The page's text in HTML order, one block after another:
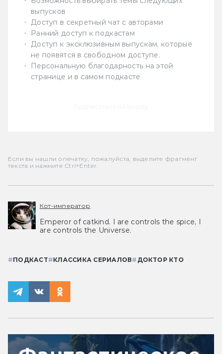
выпусков
Доступ в секретный чат с авторами
Ранний доступ к подкастам
Доступ к эксклюзивным выпускам, которые
не появятся в свободном доступе.
Персональную благодарность на этой
странице и в самом подкасте
Если вы нашли опечатку, пожалуйста, выделите фрагмент
текста и нажмите Ctrl+Enter.
Кот-император
Emperor of catkind. I are controls the spice, I
are controls the Universe.
#ПОДКАСТ#КЛАССИКА СЕРИАЛОВ# ДОКТОР КТО